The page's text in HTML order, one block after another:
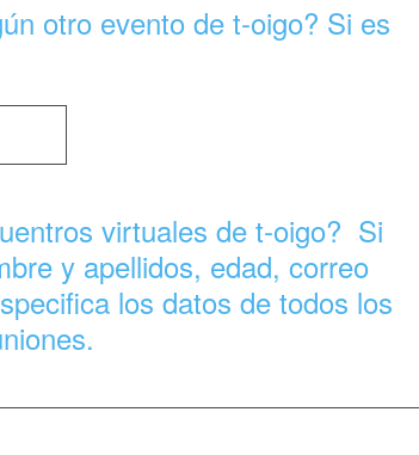
otro evento de t-oigo? Si es
virtuales de t-oigo? Si
y apellidos, edad, correo
los datos de todos los